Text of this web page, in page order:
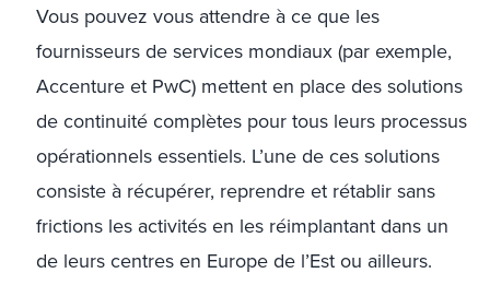
Vous pouvez vous attendre à ce que les
fournisseurs de services mondiaux (par exemple,
Accenture et PwC) mettent en place des solutions
de continuité complètes pour tous leurs processus
opérationnels essentiels. L’une de ces solutions
consiste à récupérer, reprendre et rétablir sans
frictions les activités en les réimplantant dans un
de leurs centres en Europe de l’Est ou ailleurs.